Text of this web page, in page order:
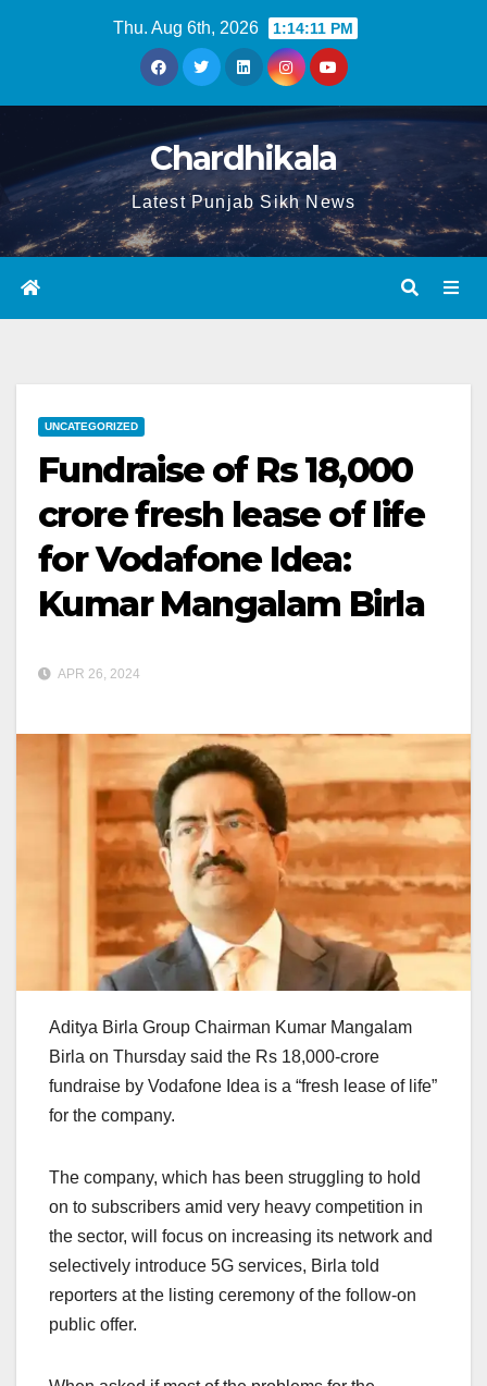
Thu. Aug 6th, 2026 1:14:11 PM
Chardhikala
Latest Punjab Sikh News
UNCATEGORIZED
Fundraise of Rs 18,000
crore fresh lease of life
for Vodafone Idea:
Kumar Mangalam Birla
APR 26, 2024
Aditya Birla Group Chairman Kumar Mangalam
Birla on Thursday said the Rs 18,000-crore
fundraise by Vodafone Idea is a “fresh lease of life”
for the company.
The company, which has been struggling to hold
on to subscribers amid very heavy competition in
the sector, will focus on increasing its network and
selectively introduce 5G services, Birla told
reporters at the listing ceremony of the follow-on
public offer.